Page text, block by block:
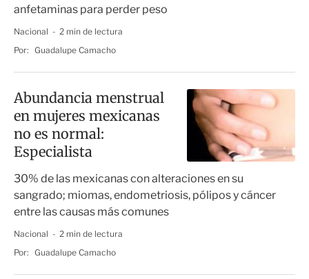
anfetaminas para perder peso
Nacional
2 min de lectura
Por: Guadalupe Camacho
Abundancia menstrual
en mujeres mexicanas
no es normal:
Especialista
30% de las mexicanas con alteraciones en su
sangrado; miomas, endometriosis, pólipos y cáncer
entre las causas más comunes
Nacional
2 min de lectura
Por: Guadalupe Camacho